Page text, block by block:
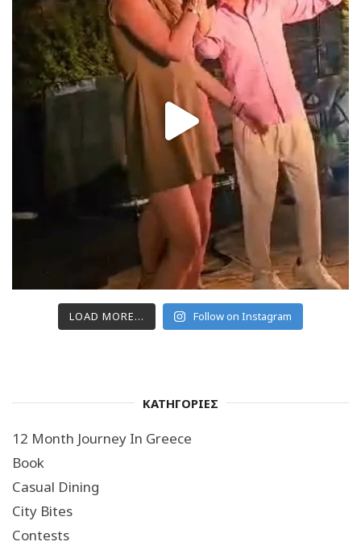
LOAD MORE... Follow on Instagram
ΚΑΤΗΓΟΡΙΕΣ
12 Month Journey In Greece
Book
Casual Dining
City Bites
Contests